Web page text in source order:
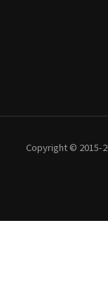
Copyright © 2015-